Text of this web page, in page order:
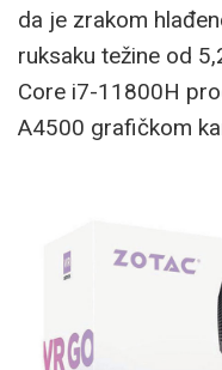
da je zrakom
ruksaku težine od
Core i7-11800H
A4500 grafičkom